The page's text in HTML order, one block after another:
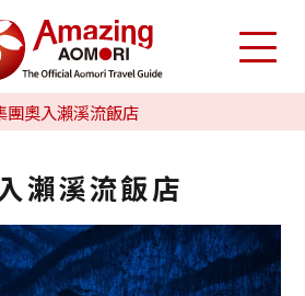
團奧入瀨溪流飯店
瀨溪流飯店